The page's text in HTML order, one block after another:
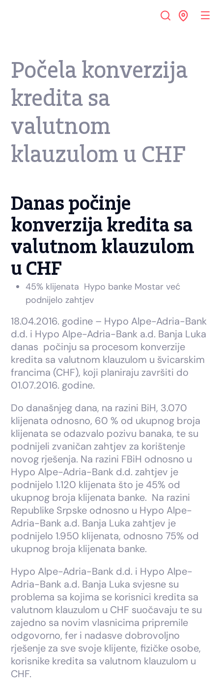
Počela konverzija
kredita sa
valutnom
klauzulom u CHF
Danas počinje
konverzija kredita sa
valutnom klauzulom
u CHF
45% klijenata Hypo banke Mostar već
podnijelo zahtjev
18.04.2016. godine – Hypo Alpe-Adria-Bank
d.d. i Hypo Alpe-Adria-Bank a.d. Banja Luka
danas počinju sa procesom konverzije
kredita sa valutnom klauzulom u švicarskim
francima (CHF), koji planiraju završiti do
01.07.2016. godine.
Do današnjeg dana, na razini BiH, 3.070
klijenata odnosno, 60 % od ukupnog broja
klijenata se odazvalo pozivu banaka, te su
podnijeli zvaničan zahtjev za korištenje
novog rješenja. Na razini FBiH odnosno u
Hypo Alpe-Adria-Bank d.d. zahtjev je
podnijelo 1.120 klijenata što je 45% od
ukupnog broja klijenata banke. Na razini
Republike Srpske odnosno u Hypo Alpe-
Adria-Bank a.d. Banja Luka zahtjev je
podnijelo 1.950 klijenata, odnosno 75% od
ukupnog broja klijenata banke.
Hypo Alpe-Adria-Bank d.d. i Hypo Alpe-
Adria-Bank a.d. Banja Luka svjesne su
problema sa kojima se korisnici kredita sa
valutnom klauzulom u CHF suočavaju te su
zajedno sa novim vlasnicima pripremile
odgovorno, fer i nadasve dobrovoljno
rješenje za sve svoje klijente, fizičke osobe,
korisnike kredita sa valutnom klauzulom u
CHF.